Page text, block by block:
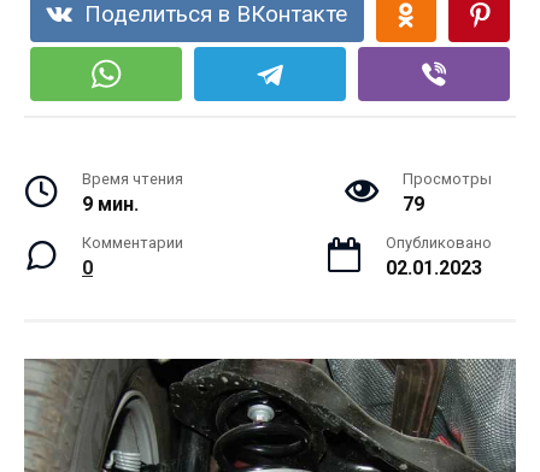
Поделиться в ВКонтакте
Время чтения
9 мин.
Просмотры
79
Комментарии
0
Опубликовано
02.01.2023